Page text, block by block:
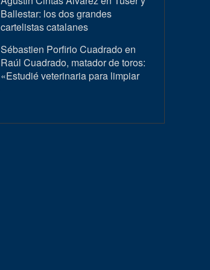
Ballestar: los dos grandes
cartelistas catalanes
Sébastien Porfirio Cuadrado en
Raúl Cuadrado, matador de toros:
«Estudié veterinaria para limpiar